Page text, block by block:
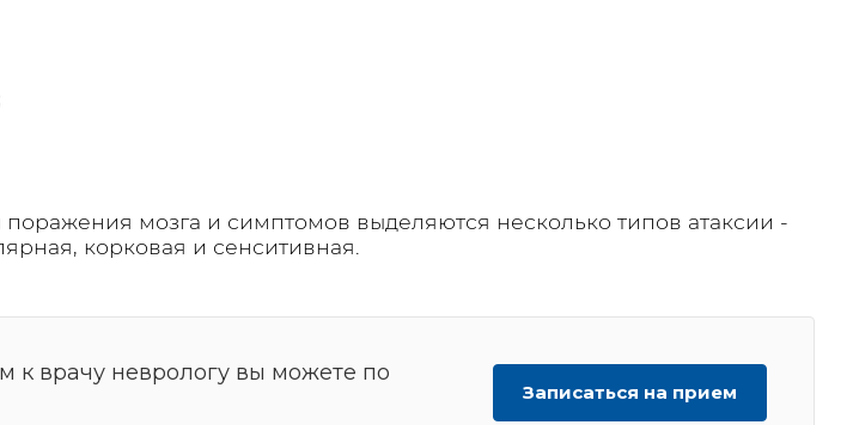
поражения мозга и симптомов выделяются несколько типов атаксии -
корковая и сенситивная.
к врачу неврологу вы можете по
Записаться на прием